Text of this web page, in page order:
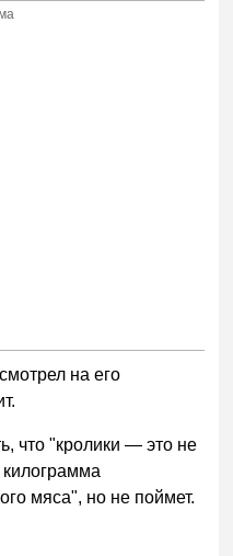
на его
что "кролики — это не
мяса", но не поймет.